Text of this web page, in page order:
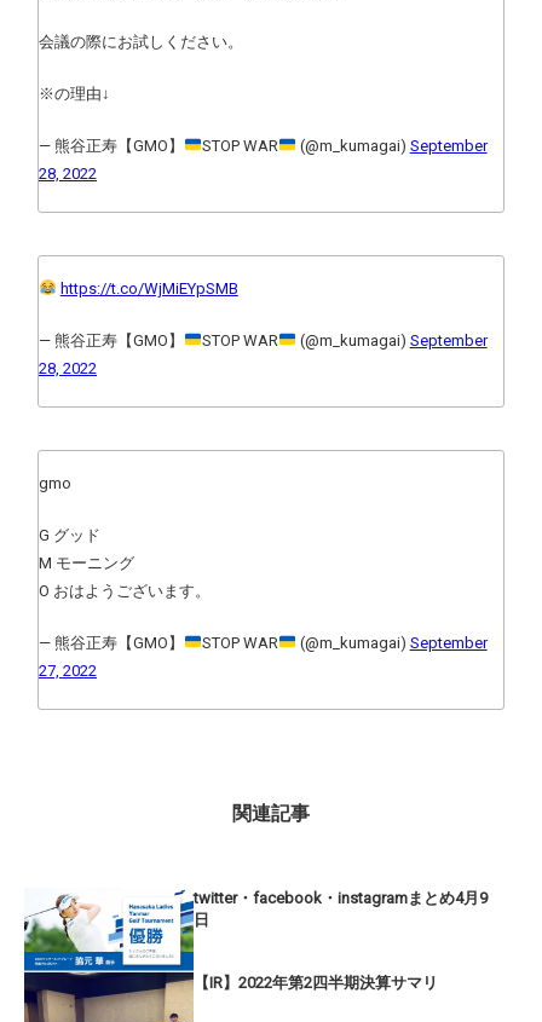
会議の際にお試しください。
※の理由↓
— 熊谷正寿【GMO】 STOP WAR (@m_kumagai) September
28, 2022
https://t.co/WjMiEYpSMB
— 熊谷正寿【GMO】 STOP WAR (@m_kumagai) September
28, 2022
gmo
G グッド
M モーニング
O おはようございます。
— 熊谷正寿【GMO】 STOP WAR (@m_kumagai) September
27, 2022
関連記事
twitter・facebook・instagramまとめ4月9
日
【IR】2022年第2四半期決算サマリ